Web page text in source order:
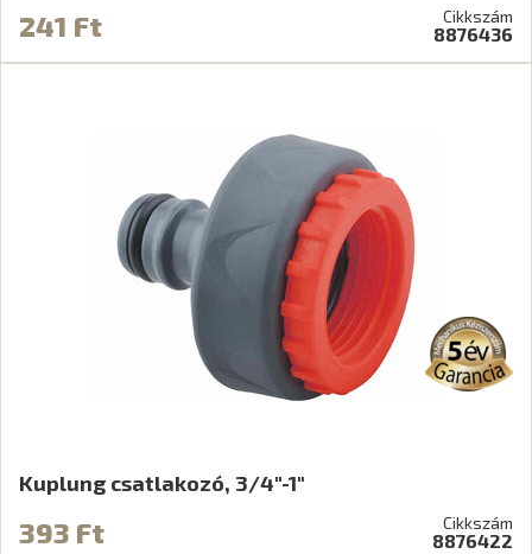
241 Ft Cikkszám
8876436
Kuplung csatlakozó, 3/4"-1"
393 Ft Cikkszám
8876422